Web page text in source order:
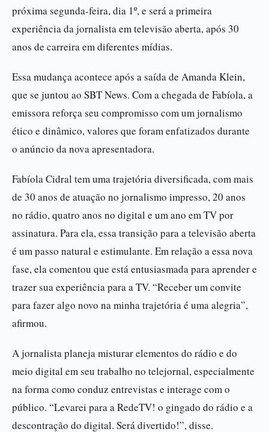
próxima segunda-feira, dia 1º, e será a primeira
experiência da jornalista em televisão aberta, após 30
anos de carreira em diferentes mídias.
Essa mudança acontece após a saída de Amanda Klein,
que se juntou ao SBT News. Com a chegada de Fabíola, a
emissora reforça seu compromisso com um jornalismo
ético e dinâmico, valores que foram enfatizados durante
o anúncio da nova apresentadora.
Fabíola Cidral tem uma trajetória diversificada, com mais
de 30 anos de atuação no jornalismo impresso, 20 anos
no rádio, quatro anos no digital e um ano em TV por
assinatura. Para ela, essa transição para a televisão aberta
é um passo natural e estimulante. Em relação a essa nova
fase, ela comentou que está entusiasmada para aprender e
trazer sua experiência para a TV. “Receber um convite
para fazer algo novo na minha trajetória é uma alegria”,
afirmou.
A jornalista planeja misturar elementos do rádio e do
meio digital em seu trabalho no telejornal, especialmente
na forma como conduz entrevistas e interage com o
público. “Levarei para a RedeTV! o gingado do rádio e a
descontração do digital. Será divertido!”, disse.